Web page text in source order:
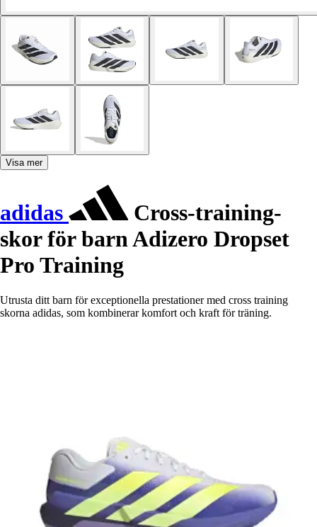
Visa mer
adidas
Cross-training-
skor för barn Adizero Dropset
Pro Training
Utrusta ditt barn för exceptionella prestationer med cross training
skorna adidas, som kombinerar komfort och kraft för träning.